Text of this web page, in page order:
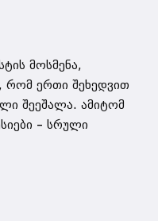
მოსმენა,
რომ ერთი შეხედვით
შეეშალა. ამიტომ
– სრული